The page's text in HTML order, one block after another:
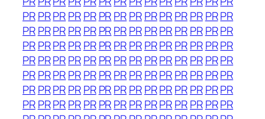
PRPRPRPRPR PRPRPRPRPRPRPR PRPR
PRPRPRPRPR PRPRPRPRPRPRPR PRPR
PRPRPRPRPR PRPRPRPRPRPRPR PRPR
PRPRPRPRPR PRPRPRPRPRPRPR PRPR
PRPRPRPRPR PRPRPRPRPRPRPR PRPR
PRPRPRPRPR PRPRPRPRPRPRPR PRPR
PRPRPRPRPR PRPRPRPRPRPRPR PRPR